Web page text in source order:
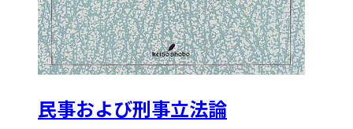
民事および刑事立法論